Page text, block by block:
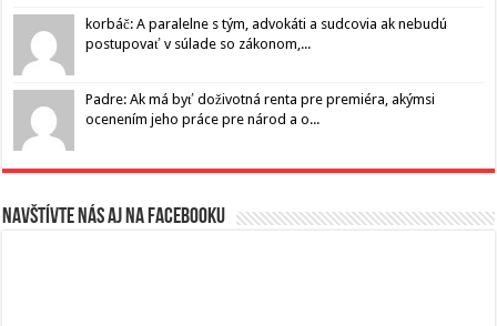
korbáč: A paralelne s tým, advokáti a sudcovia ak nebudú
postupovať v súlade so zákonom,...
Padre: Ak má byť doživotná renta pre premiéra, akýmsi
ocenením jeho práce pre národ a o...
Navštívte nás aj na Facebooku